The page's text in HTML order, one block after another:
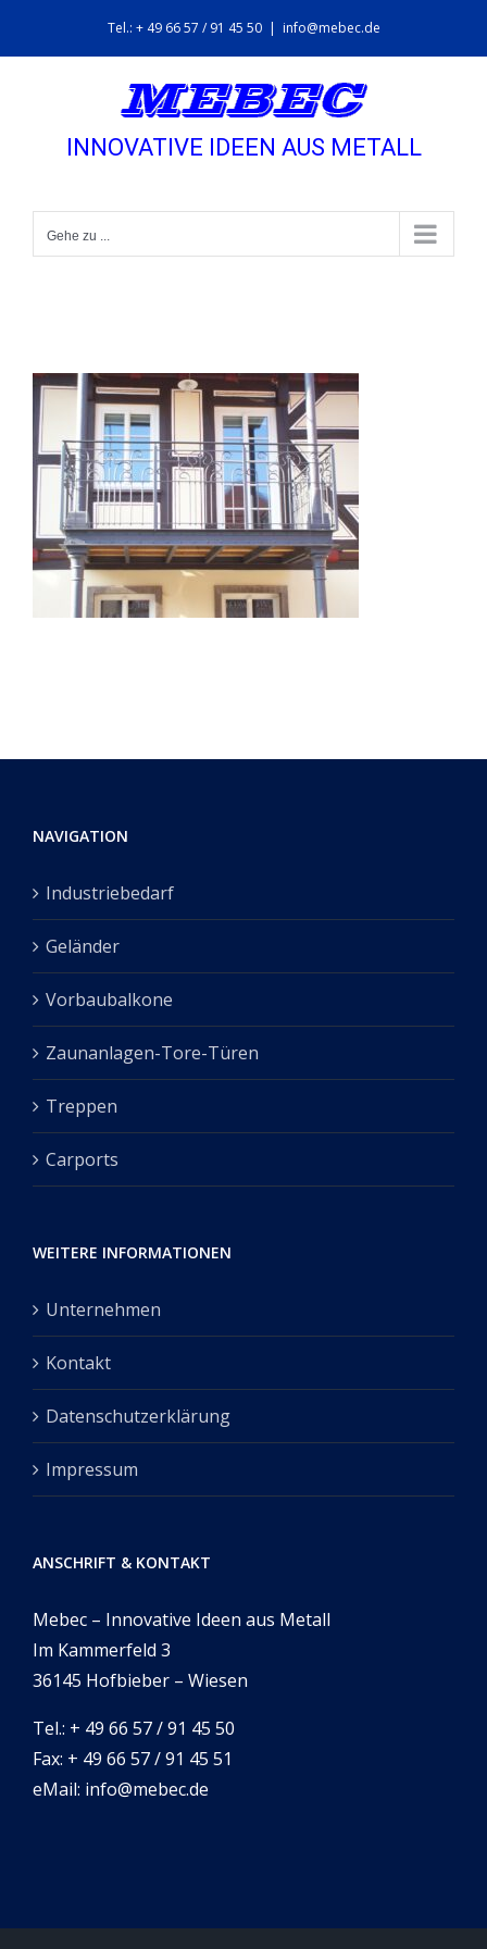
Tel.: + 49 66 57 / 91 45 50 | info@mebec.de
INNOVATIVE IDEEN AUS METALL
Gehe zu ...
NAVIGATION
Industriebedarf
Geländer
Vorbaubalkone
Zaunanlagen-Tore-Türen
Treppen
Carports
WEITERE INFORMATIONEN
Unternehmen
Kontakt
Datenschutzerklärung
Impressum
ANSCHRIFT & KONTAKT
Mebec – Innovative Ideen aus Metall
Im Kammerfeld 3
36145 Hofbieber – Wiesen
Tel.: + 49 66 57 / 91 45 50
Fax: + 49 66 57 / 91 45 51
eMail: info@mebec.de